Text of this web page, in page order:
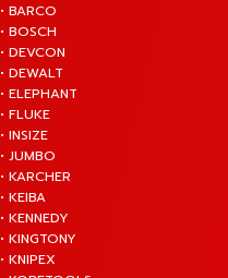
• BARCO
• BOSCH
• DEVCON
• DEWALT
• ELEPHANT
• FLUKE
• INSIZE
• JUMBO
• KARCHER
• KEIBA
• KENNEDY
• KINGTONY
• KNIPEX